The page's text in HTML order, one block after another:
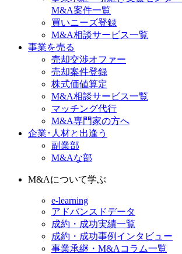
M&A案件一覧
買いニーズ登録
M&A相談サービス一覧
事業を売る
売却交渉オファー
売却案件登録
株式価値算定
M&A相談サービス一覧
マッチング代行
M&A専門家の方へ
企業･人材と出逢う
副業部
M&Aな部
M&Aについて学ぶ
e-learning
アドバンスドデータ
成約・成功実績一覧
成約・成功事例インタビュー
事業承継・M&Aコラム一覧